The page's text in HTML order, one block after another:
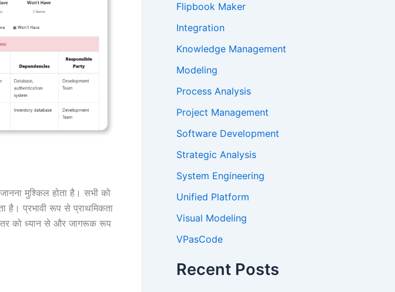
मुश्किल होता है। सभी को
है। प्रभावी रूप से प्राथमिकता
को ध्यान से और जागरूक रूप
Flipbook Maker
Integration
Knowledge Management
Modeling
Process Analysis
Project Management
Software Development
Strategic Analysis
System Engineering
Unified Platform
Visual Modeling
VPasCode
Recent Posts